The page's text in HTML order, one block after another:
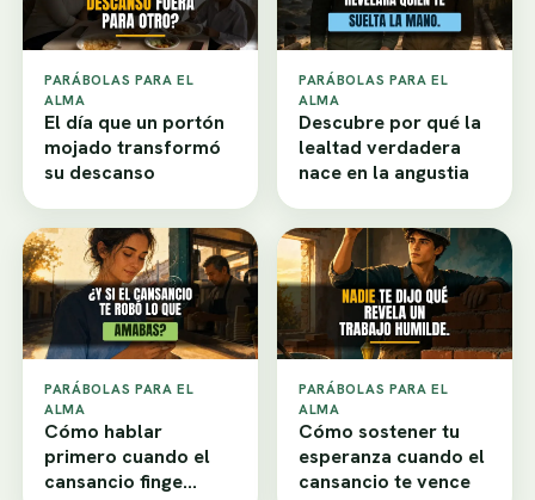
PARÁBOLAS PARA EL
ALMA
El día que un portón
mojado transformó
su descanso
PARÁBOLAS PARA EL
ALMA
Descubre por qué la
lealtad verdadera
nace en la angustia
PARÁBOLAS PARA EL
ALMA
Cómo hablar
primero cuando el
cansancio finge
PARÁBOLAS PARA EL
ALMA
Cómo sostener tu
esperanza cuando el
cansancio te vence